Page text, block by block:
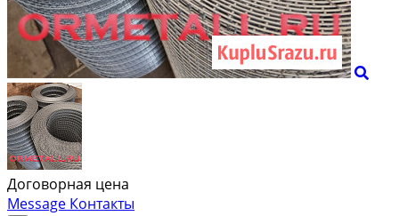
Договорная цена
Message Контакты